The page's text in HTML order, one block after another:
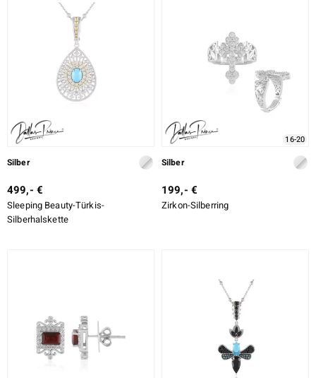
Silber
499,- €
Sleeping Beauty-Türkis-
Silberhalskette
16-20
Silber
199,- €
Zirkon-Silberring